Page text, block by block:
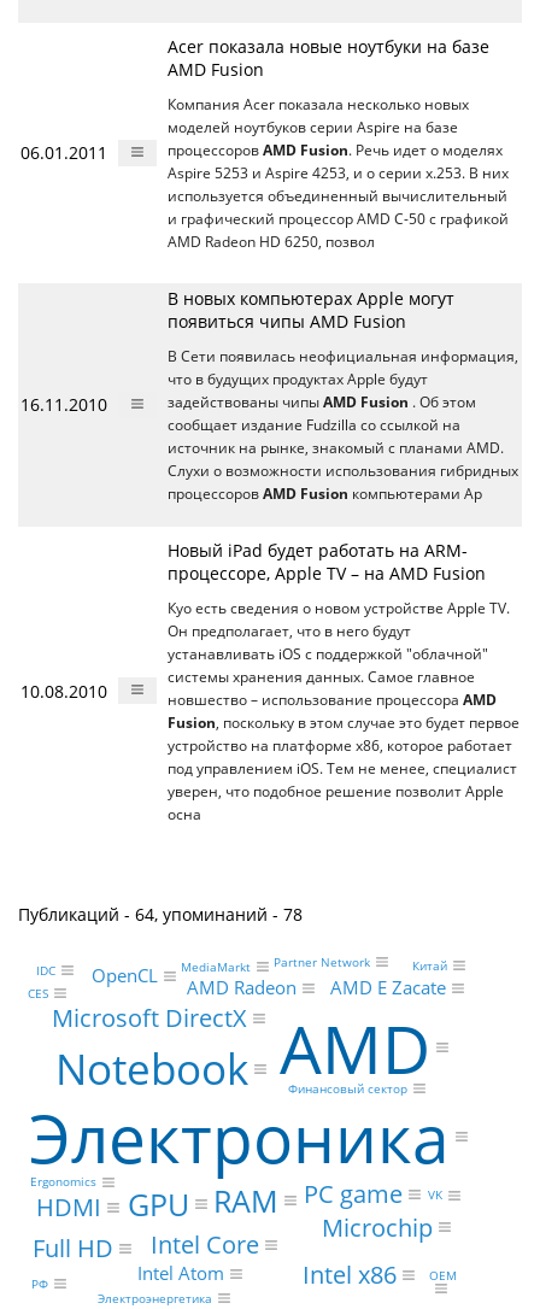
06.01.2011
Acer показала новые ноутбуки на базе
AMD Fusion
Компания Acer показала несколько новых
моделей ноутбуков серии Aspire на базе
процессоров AMD Fusion. Речь идет о моделях
Aspire 5253 и Aspire 4253, и о серии x.253. В них
используется объединенный вычислительный
и графический процессор AMD C-50 с графикой
AMD Radeon HD 6250, позвол
16.11.2010
В новых компьютерах Apple могут
появиться чипы AMD Fusion
В Сети появилась неофициальная информация,
что в будущих продуктах Apple будут
задействованы чипы AMD Fusion . Об этом
сообщает издание Fudzilla со ссылкой на
источник на рынке, знакомый с планами AMD.
Слухи о возможности использования гибридных
процессоров AMD Fusion компьютерами Ap
10.08.2010
Новый iPad будет работать на ARM-
процессоре, Apple TV – на AMD Fusion
Куо есть сведения о новом устройстве Apple TV.
Он предполагает, что в него будут
устанавливать iOS с поддержкой "облачной"
системы хранения данных. Самое главное
новшество – использование процессора AMD
Fusion, поскольку в этом случае это будет первое
устройство на платформе x86, которое работает
под управлением iOS. Тем не менее, специалист
уверен, что подобное решение позволит Apple
осна
Публикаций - 64, упоминаний - 78
Электроника
AMD
Notebook
GPU RAM
Microchip
PC game
Microsoft DirectX
Full HD
HDMI
Intel Core
Intel x86
Intel Atom
AMD E Zacate
AMD Radeon
OpenCL
Финансовый сектор
РФ
Ergonomics
OEM
CES
Китай
Электроэнергетика
Partner Network
IDC MediaMarkt
VK